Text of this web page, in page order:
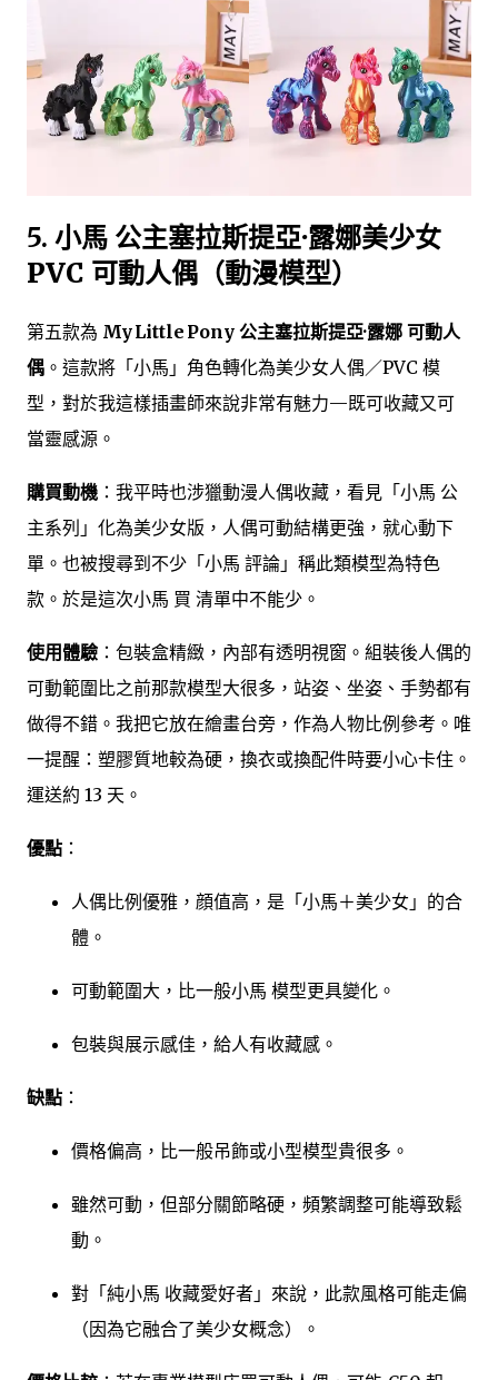
5. 小馬 公主塞拉斯提亞·露娜美少女
PVC 可動人偶（動漫模型）
第五款為 My Little Pony 公主塞拉斯提亞·露娜 可動人
偶 。這款將「小馬」角色轉化為美少女人偶／PVC 模
型，對於我這樣插畫師來說非常有魅力—既可收藏又可
當靈感源。
購買動機 ：我平時也涉獵動漫人偶收藏，看見「小馬 公
主系列」化為美少女版，人偶可動結構更強，就心動下
單。也被搜尋到不少「小馬 評論」稱此類模型為特色
款。於是這次小馬 買 清單中不能少。
使用體驗 ：包裝盒精緻，內部有透明視窗。組裝後人偶的
可動範圍比之前那款模型大很多，站姿、坐姿、手勢都有
做得不錯。我把它放在繪畫台旁，作為人物比例參考。唯
一提醒：塑膠質地較為硬，換衣或換配件時要小心卡住。
運送約 13 天。
優點 ：
人偶比例優雅，顔值高，是「小馬＋美少女」的合
體。
可動範圍大，比一般小馬 模型更具變化。
包裝與展示感佳，給人有收藏感。
缺點 ：
價格偏高，比一般吊飾或小型模型貴很多。
雖然可動，但部分關節略硬，頻繁調整可能導致鬆
動。
對「純小馬 收藏愛好者」來說，此款風格可能走偏
（因為它融合了美少女概念）。